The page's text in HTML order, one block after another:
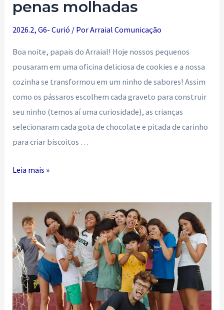
penas molhadas
2026.2,G6- Curió / PorArraial Comunicação
Boa noite, papais do Arraial! Hoje nossos pequenos
pousaram em uma oficina deliciosa de cookies e a nossa
cozinha se transformou em um ninho de sabores! Assim
como os pássaros escolhem cada graveto para construir
seu ninho (temos aí uma curiosidade), as crianças
selecionaram cada gota de chocolate e pitada de carinho
para criar biscoitos …
Voo
doces
e
penas
molhadas
Leia mais »